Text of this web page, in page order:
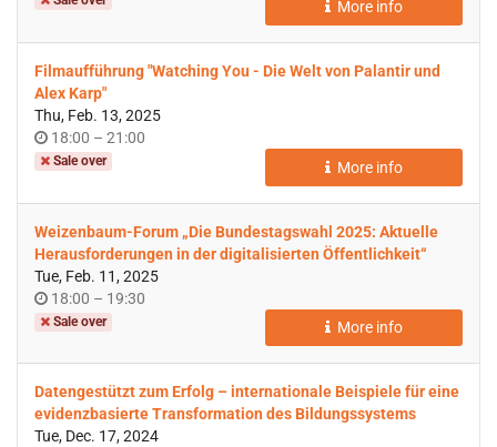
More info
Filmaufführung "Watching You - Die Welt von Palantir und
Alex Karp"
Thu, Feb. 13, 2025
Time
of
18:00 – until
21:00
Sale over More info
Weizenbaum-Forum „Die Bundestagswahl 2025: Aktuelle
Herausforderungen in der digitalisierten Öffentlichkeit“
Tue, Feb. 11, 2025
Time
of
18:00 – until
19:30
Sale over More info
Datengestützt zum Erfolg – internationale Beispiele für eine
evidenzbasierte Transformation des Bildungssystems
Tue, Dec. 17, 2024